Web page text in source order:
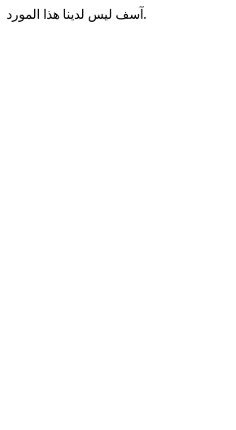
آسف ليس لدينا هذا المورد.